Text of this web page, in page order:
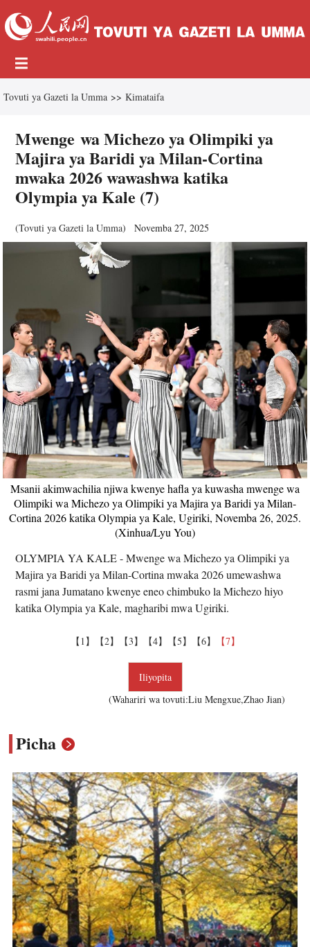
Tovuti ya Gazeti la Umma >> Kimataifa
Mwenge wa Michezo ya Olimpiki ya
Majira ya Baridi ya Milan-Cortina
mwaka 2026 wawashwa katika
Olympia ya Kale (7)
(Tovuti ya Gazeti la Umma) Novemba 27, 2025
Msanii akimwachilia njiwa kwenye hafla ya kuwasha mwenge wa
Olimpiki wa Michezo ya Olimpiki ya Majira ya Baridi ya Milan-
Cortina 2026 katika Olympia ya Kale, Ugiriki, Novemba 26, 2025.
(Xinhua/Lyu You)
OLYMPIA YA KALE - Mwenge wa Michezo ya Olimpiki ya
Majira ya Baridi ya Milan-Cortina mwaka 2026 umewashwa
rasmi jana Jumatano kwenye eneo chimbuko la Michezo hiyo
katika Olympia ya Kale, magharibi mwa Ugiriki.
【1】 【2】 【3】 【4】 【5】 【6】 【7】
Iliyopita
(Wahariri wa tovuti:Liu Mengxue,Zhao Jian)
Picha